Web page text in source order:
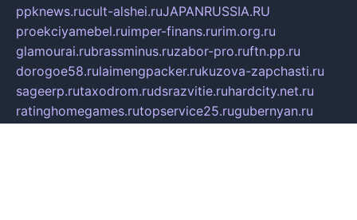
ppknews.rucult-alshei.ruJAPANRUSSIA.RU
proekciyamebel.ruimper-finans.rurim.org.ru
glamourai.rubrassminus.ruzabor-pro.ruftn.pp.ru
dorogoe58.rulaimengpacker.rukuzova-zapchasti.ru
sageerp.rutaxodrom.rudsrazvitie.ruhardcity.net.ru
ratinghomegames.rutopservice25.rugubernyan.ru